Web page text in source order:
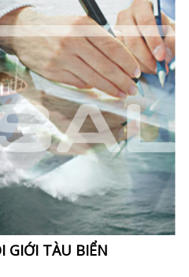
GIỚI TÀU BIỂN